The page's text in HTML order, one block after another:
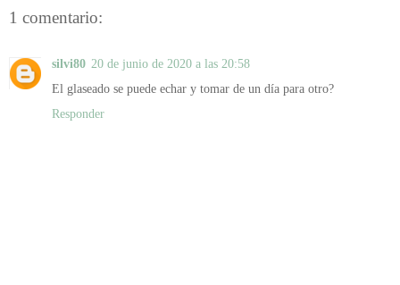
1 comentario:
silvi80 20 de junio de 2020 a las 20:58
El glaseado se puede echar y tomar de un día para otro?
Responder